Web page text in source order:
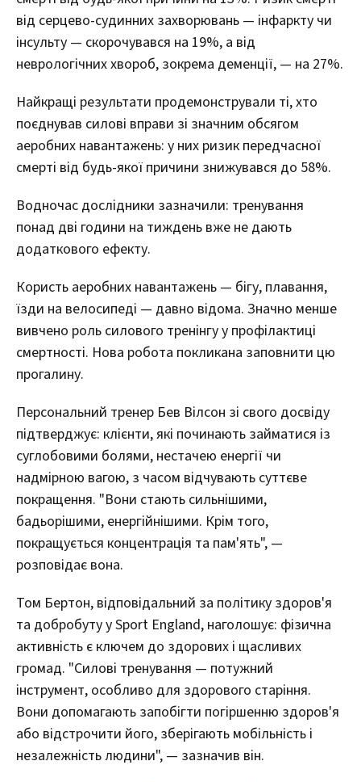
від серцево-судинних захворювань — інфаркту чи
інсульту — скорочувався на 19%, а від
неврологічних хвороб, зокрема деменції, — на 27%.
Найкращі результати продемонстрували ті, хто
поєднував силові вправи зі значним обсягом
аеробних навантажень: у них ризик передчасної
смерті від будь-якої причини знижувався до 58%.
Водночас дослідники зазначили: тренування
понад дві години на тиждень вже не дають
додаткового ефекту.
Користь аеробних навантажень — бігу, плавання,
їзди на велосипеді — давно відома. Значно менше
вивчено роль силового тренінгу у профілактиці
смертності. Нова робота покликана заповнити цю
прогалину.
Персональний тренер Бев Вілсон зі свого досвіду
підтверджує: клієнти, які починають займатися із
суглобовими болями, нестачею енергії чи
надмірною вагою, з часом відчувають суттєве
покращення. "Вони стають сильнішими,
бадьорішими, енергійнішими. Крім того,
покращується концентрація та пам'ять", —
розповідає вона.
Том Бертон, відповідальний за політику здоров'я
та добробуту у Sport England, наголошує: фізична
активність є ключем до здорових і щасливих
громад. "Силові тренування — потужний
інструмент, особливо для здорового старіння.
Вони допомагають запобігти погіршенню здоров'я
або відстрочити його, зберігають мобільність і
незалежність людини", — зазначив він.